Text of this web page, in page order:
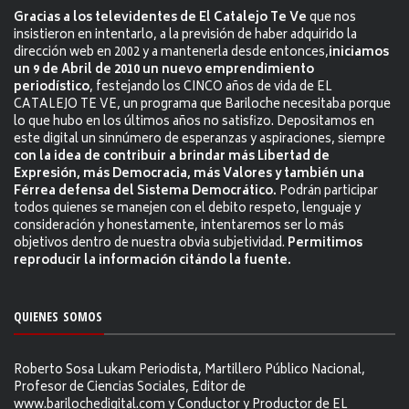
Gracias a los televidentes de El Catalejo Te Veque nos
insistieron en intentarlo, a la previsión de haber adquirido la
dirección web en 2002 y a mantenerla desde entonces,iniciamos
un 9 de Abril de 2010 un nuevo emprendimiento
periodístico, festejando los CINCO años de vida de EL
CATALEJO TE VE, un programa que Bariloche necesitaba porque
lo que hubo en los últimos años no satisfizo. Depositamos en
este digital un sinnúmero de esperanzas y aspiraciones, siempre
con la idea de contribuir a brindar más Libertad de
Expresión, más Democracia, más Valores y también una
Férrea defensa del Sistema Democrático. Podrán participar
todos quienes se manejen con el debito respeto, lenguaje y
consideración y honestamente, intentaremos ser lo más
objetivos dentro de nuestra obvia subjetividad. Permitimos
reproducir la información citándo la fuente.
QUIENES SOMOS
Roberto Sosa Lukam Periodista, Martillero Público Nacional,
Profesor de Ciencias Sociales, Editor de